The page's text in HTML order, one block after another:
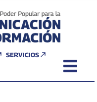
SERVICIOS